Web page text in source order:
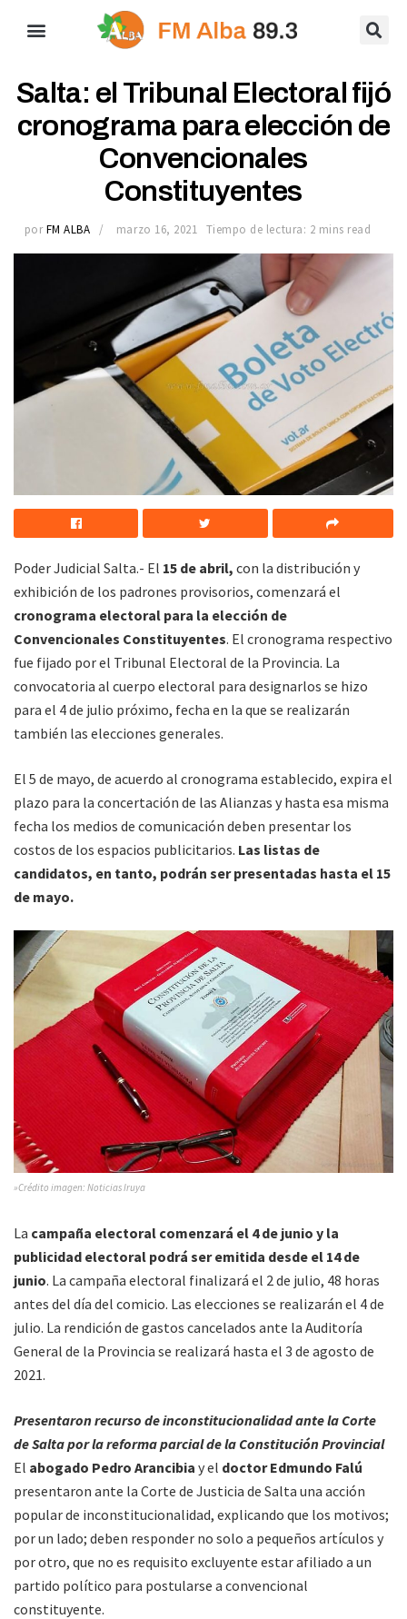
Salta: el Tribunal Electoral fijó
cronograma para elección de
Convencionales
Constituyentes
por FM ALBA marzo 16, 2021 Tiempo de lectura: 2 mins read
Poder Judicial Salta.- El 15 de abril, con la distribución y
exhibición de los padrones provisorios, comenzará el
cronograma electoral para la elección de
Convencionales Constituyentes. El cronograma respectivo
fue fijado por el Tribunal Electoral de la Provincia. La
convocatoria al cuerpo electoral para designarlos se hizo
para el 4 de julio próximo, fecha en la que se realizarán
también las elecciones generales.
El 5 de mayo, de acuerdo al cronograma establecido, expira el
plazo para la concertación de las Alianzas y hasta esa misma
fecha los medios de comunicación deben presentar los
costos de los espacios publicitarios. Las listas de
candidatos, en tanto, podrán ser presentadas hasta el 15
de mayo.
»Crédito imagen: Noticias Iruya
La campaña electoral comenzará el 4 de junio y la
publicidad electoral podrá ser emitida desde el 14 de
junio. La campaña electoral finalizará el 2 de julio, 48 horas
antes del día del comicio. Las elecciones se realizarán el 4 de
julio. La rendición de gastos cancelados ante la Auditoría
General de la Provincia se realizará hasta el 3 de agosto de
2021.
Presentaron recurso de inconstitucionalidad ante la Corte
de Salta por la reforma parcial de la Constitución Provincial
El abogado Pedro Arancibia y el doctor Edmundo Falú
presentaron ante la Corte de Justicia de Salta una acción
popular de inconstitucionalidad, explicando que los motivos;
por un lado; deben responder no solo a pequeños artículos y
por otro, que no es requisito excluyente estar afiliado a un
partido político para postularse a convencional
constituyente.